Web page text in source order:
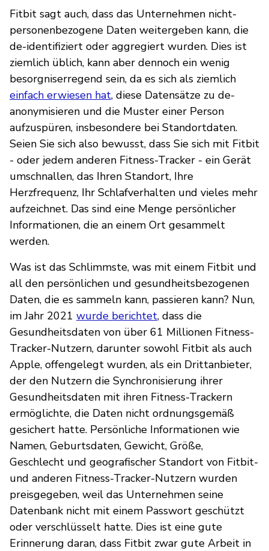
Fitbit sagt auch, dass das Unternehmen nicht-
personenbezogene Daten weitergeben kann, die
de-identifiziert oder aggregiert wurden. Dies ist
ziemlich üblich, kann aber dennoch ein wenig
besorgniserregend sein, da es sich als ziemlich
einfach erwiesen hat, diese Datensätze zu de-
anonymisieren und die Muster einer Person
aufzuspüren, insbesondere bei Standortdaten.
Seien Sie sich also bewusst, dass Sie sich mit Fitbit
- oder jedem anderen Fitness-Tracker - ein Gerät
umschnallen, das Ihren Standort, Ihre
Herzfrequenz, Ihr Schlafverhalten und vieles mehr
aufzeichnet. Das sind eine Menge persönlicher
Informationen, die an einem Ort gesammelt
werden.
Was ist das Schlimmste, was mit einem Fitbit und
all den persönlichen und gesundheitsbezogenen
Daten, die es sammeln kann, passieren kann? Nun,
im Jahr 2021 wurde berichtet, dass die
Gesundheitsdaten von über 61 Millionen Fitness-
Tracker-Nutzern, darunter sowohl Fitbit als auch
Apple, offengelegt wurden, als ein Drittanbieter,
der den Nutzern die Synchronisierung ihrer
Gesundheitsdaten mit ihren Fitness-Trackern
ermöglichte, die Daten nicht ordnungsgemäß
gesichert hatte. Persönliche Informationen wie
Namen, Geburtsdaten, Gewicht, Größe,
Geschlecht und geografischer Standort von Fitbit-
und anderen Fitness-Tracker-Nutzern wurden
preisgegeben, weil das Unternehmen seine
Datenbank nicht mit einem Passwort geschützt
oder verschlüsselt hatte. Dies ist eine gute
Erinnerung daran, dass Fitbit zwar gute Arbeit in